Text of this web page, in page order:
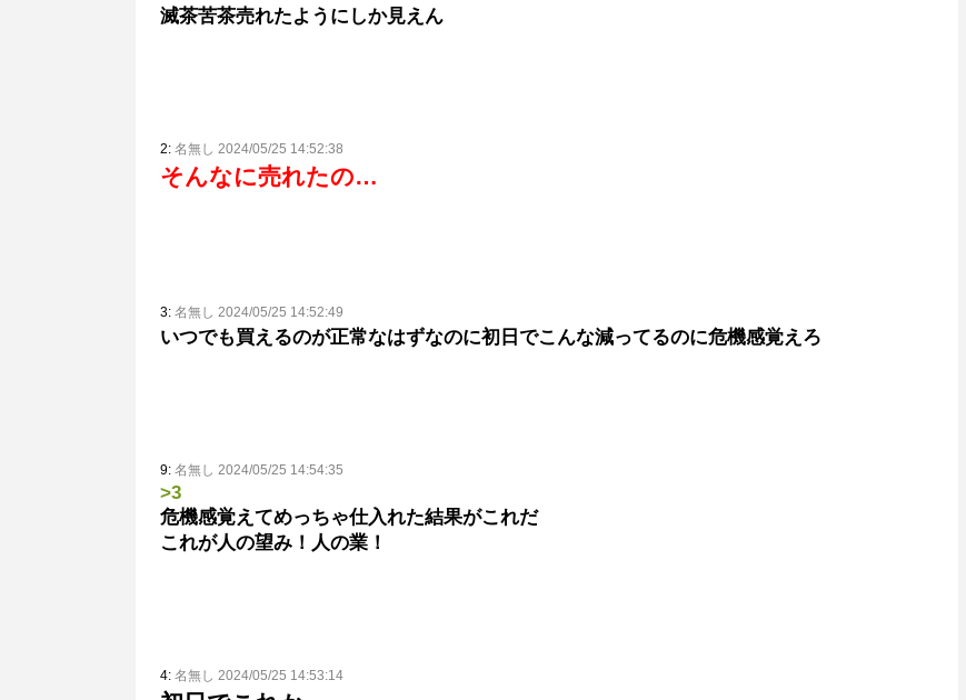
滅茶苦茶売れたようにしか見えん
2: 名無し 2024/05/25 14:52:38
そんなに売れたの…
3: 名無し 2024/05/25 14:52:49
いつでも買えるのが正常なはずなのに初日でこんな減ってるのに危機感覚えろ
9: 名無し 2024/05/25 14:54:35
>3
危機感覚えてめっちゃ仕入れた結果がこれだ
これが人の望み！人の業！
4: 名無し 2024/05/25 14:53:14